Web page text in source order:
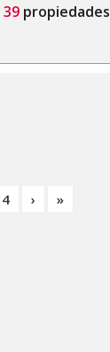
39 propiedades
4 › »